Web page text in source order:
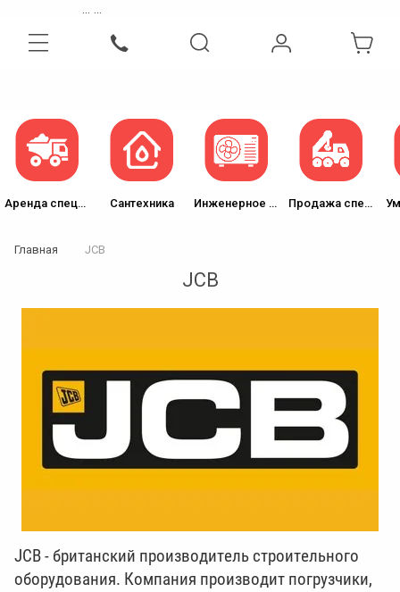
... ...
Аренда спецтехники Сантехника Инженерное оборудование Продажа спецтехники
Главная JCB
JCB
JCB - британский производитель строительного
оборудования. Компания производит погрузчики,